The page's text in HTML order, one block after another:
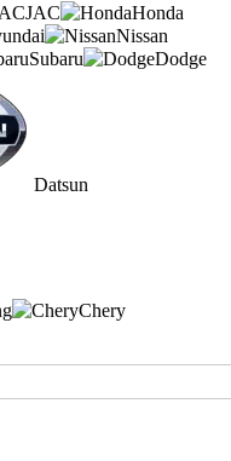
JAC
Honda
Nissan
Subaru Dodge
Datsun
Chery